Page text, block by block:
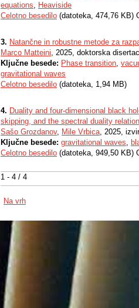
1 - 4 / 4
equations, Heaviside
Celotno besedilo (datoteka, 474,76 KB)
3. Natančne in robustne metode za
Marco Matteini, 2025, doktorska
Ključne besede: Phase transition,
gravitational waves
Celotno besedilo (datoteka, 1,94 MB)
4. Duality and four-dimensional black
skipping, and the spectral duality
Sašo Grozdanov, Mile Vrbica, 2025,
Ključne besede: gravitational waves,
Celotno besedilo (datoteka, 949,50 KB)
Na vrh